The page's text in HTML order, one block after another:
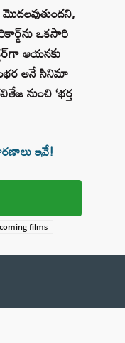
ఒకసారి
ఆయనకు
అనే సినిమా
నుంచి ‘భ‌ర్త
ఇవే!
films